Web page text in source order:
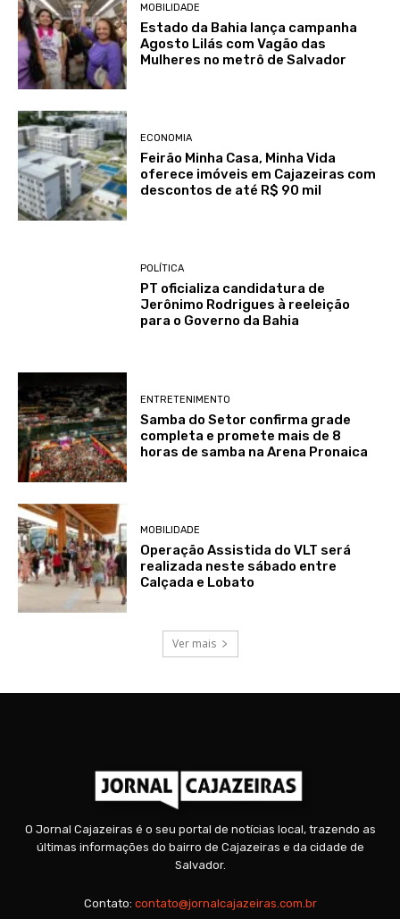
MOBILIDADE
Estado da Bahia lança campanha
Agosto Lilás com Vagão das
Mulheres no metrô de Salvador
ECONOMIA
Feirão Minha Casa, Minha Vida
oferece imóveis em Cajazeiras com
descontos de até R$ 90 mil
POLÍTICA
PT oficializa candidatura de
Jerônimo Rodrigues à reeleição
para o Governo da Bahia
ENTRETENIMENTO
Samba do Setor confirma grade
completa e promete mais de 8
horas de samba na Arena Pronaica
MOBILIDADE
Operação Assistida do VLT será
realizada neste sábado entre
Calçada e Lobato
Ver mais
O Jornal Cajazeiras é o seu portal de notícias local, trazendo as
últimas informações do bairro de Cajazeiras e da cidade de
Salvador.
Contato: contato@jornalcajazeiras.com.br